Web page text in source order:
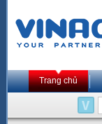
Trang chủ